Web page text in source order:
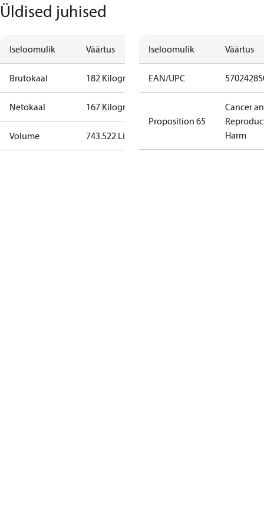
Üldised juhised
Iseloomulik Väärtus
Brutokaal 182 Kilogram
Netokaal 167 Kilogram
Volume 743.522 Liter
Iseloomulik Väärtus
EAN/UPC
Proposition 65
Cancer
Harm